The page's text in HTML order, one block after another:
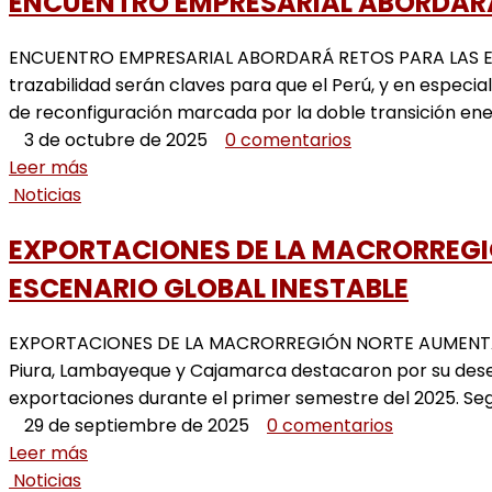
ENCUENTRO EMPRESARIAL ABORDARÁ RETOS PARA
trazabilidad serán claves para que el Perú, y en
de reconfiguración marcada por la doble transición
3 de octubre de 2025
0 comentarios
Leer más
Noticias
EXPORTACIONES DE LA
ESCENARIO GLOBAL INESTABLE
EXPORTACIONES DE LA MACRORREGIÓN NORTE
Piura, Lambayeque y Cajamarca destacaron por su
exportaciones durante el primer semestre del 2025.
29 de septiembre de 2025
0 comentarios
Leer más
Noticias